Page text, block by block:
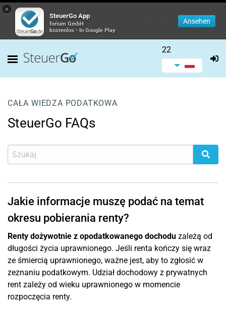
×
SteuerGo App
forium GmbH
kostenlos - In Google Play
Ansehen
22
CAŁA WIEDZA PODATKOWA
SteuerGo FAQs
Jakie informacje muszę podać na temat
okresu pobierania renty?
Renty dożywotnie z opodatkowanego dochodu zależą od
długości życia uprawnionego. Jeśli renta kończy się wraz
ze śmiercią uprawnionego, ważne jest, aby to zgłosić w
zeznaniu podatkowym. Udział dochodowy z prywatnych
rent zależy od wieku uprawnionego w momencie
rozpoczęcia renty.